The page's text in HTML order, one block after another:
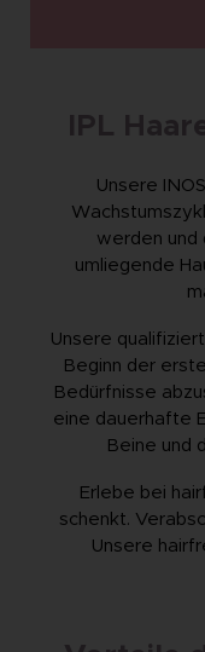
IPL
Unsere
werden und
umliegende
Unsere
Beginn der
Bedürfnisse
eine dauerhafte
Beine und
Erlebe bei
schenkt.
Unsere